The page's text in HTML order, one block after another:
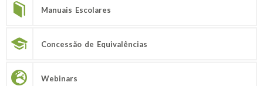
Manuais Escolares
Concessão de Equivalências
Webinars